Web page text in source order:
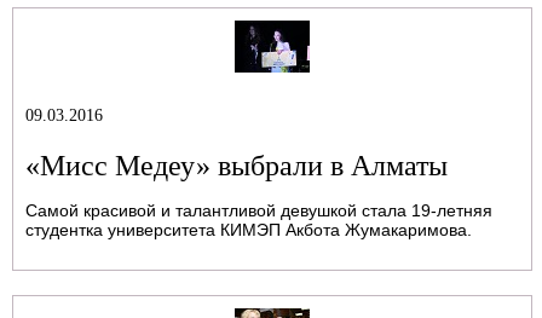
09.03.2016
«Мисс Медеу» выбрали в Алматы
Самой красивой и талантливой девушкой стала 19-летняя
студентка университета КИМЭП Акбота Жумакаримова.